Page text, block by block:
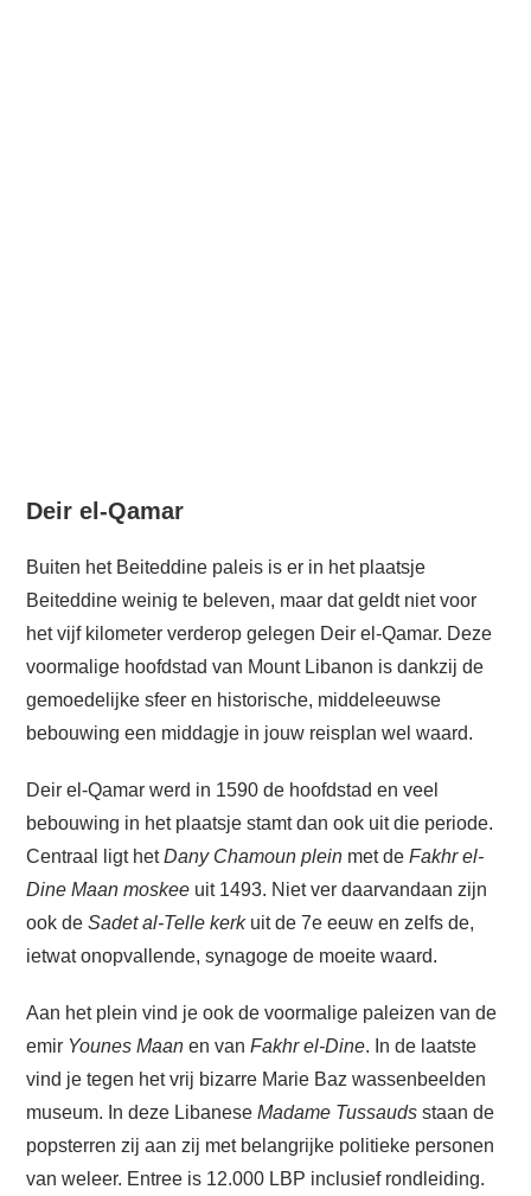
Deir el-Qamar
Buiten het Beiteddine paleis is er in het plaatsje
Beiteddine weinig te beleven, maar dat geldt niet voor
het vijf kilometer verderop gelegen Deir el-Qamar. Deze
voormalige hoofdstad van Mount Libanon is dankzij de
gemoedelijke sfeer en historische, middeleeuwse
bebouwing een middagje in jouw reisplan wel waard.
Deir el-Qamar werd in 1590 de hoofdstad en veel
bebouwing in het plaatsje stamt dan ook uit die periode.
Centraal ligt hetDany Chamoun plein met deFakhr el-
Dine Maan moskee uit 1493. Niet ver daarvandaan zijn
ook deSadet al-Telle kerkuit de 7e eeuw en zelfs de,
ietwat onopvallende, synagoge de moeite waard.
Aan het plein vind je ook de voormalige paleizen van de
emir Younes Maan en vanFakhr el-Dine. In de laatste
vind je tegen het vrij bizarre Marie Baz wassenbeelden
museum. In deze LibaneseMadame Tussauds staan de
popsterren zij aan zij met belangrijke politieke personen
van weleer. Entree is 12.000 LBP inclusief rondleiding.